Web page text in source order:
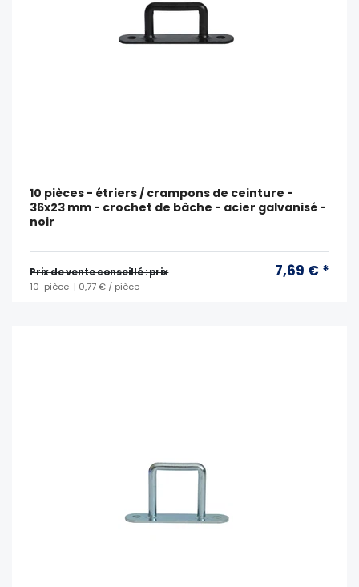
10 pièces - étriers / crampons de ceinture -
36x23 mm - crochet de bâche - acier galvanisé -
noir
Prix ​​de vente conseillé : prix 7,69 € *
10 pièce | 0,77 € / pièce